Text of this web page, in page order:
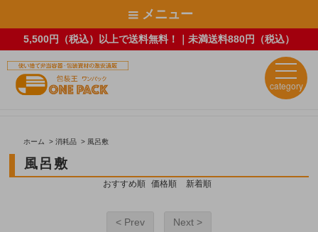
5,500円（税込）以上で送料無料！｜未満送料880円（税込）
メニュー
category
ホーム >消耗品 > 風呂敷
風呂敷
おすすめ順 価格順 新着順
< Prev Next >